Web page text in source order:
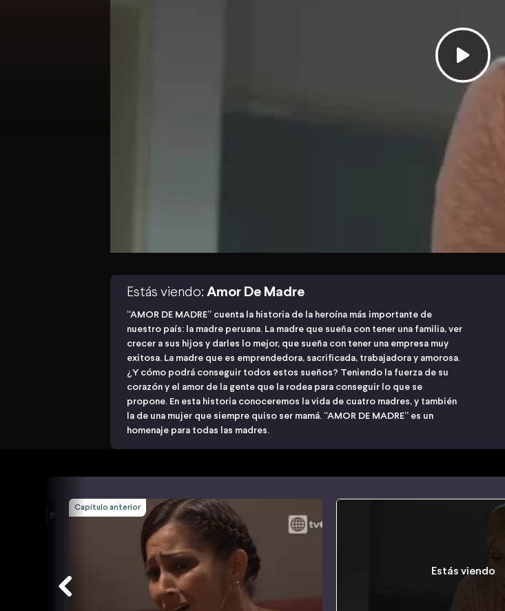
Estás viendo: Amor De Madre
“AMOR DE MADRE” cuenta la historia de la heroína más importante de
nuestro país: la madre peruana. La madre que sueña con tener una familia, ver
crecer a sus hijos y darles lo mejor, que sueña con tener una empresa muy
exitosa. La madre que es emprendedora, sacrificada, trabajadora y amorosa.
¿Y cómo podrá conseguir todos estos sueños? Teniendo la fuerza de su
corazón y el amor de la gente que la rodea para conseguir lo que se
propone. En esta historia conoceremos la vida de cuatro madres, y también
la de una mujer que siempre quiso ser mamá. “AMOR DE MADRE” es un
homenaje para todas las madres.
Capítulo anterior
Estás viendo